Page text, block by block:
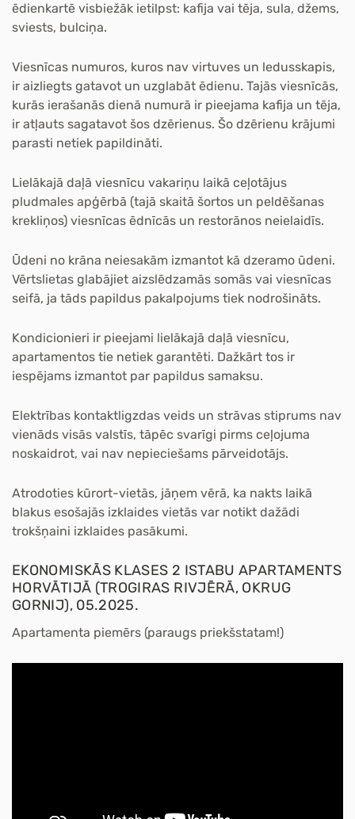
ēdienkartē visbiežāk ietilpst: kafija vai tēja, sula, džems,
sviests, bulciņa.
Viesnīcas numuros, kuros nav virtuves un ledusskapis,
ir aizliegts gatavot un uzglabāt ēdienu. Tajās viesnīcās,
kurās ierašanās dienā numurā ir pieejama kafija un tēja,
ir atļauts sagatavot šos dzērienus. Šo dzērienu krājumi
parasti netiek papildināti.
Lielākajā daļā viesnīcu vakariņu laikā ceļotājus
pludmales apģērbā (tajā skaitā šortos un peldēšanas
krekliņos) viesnīcas ēdnīcās un restorānos neielaidīs.
Ūdeni no krāna neiesakām izmantot kā dzeramo ūdeni.
Vērtslietas glabājiet aizslēdzamās somās vai viesnīcas
seifā, ja tāds papildus pakalpojums tiek nodrošināts.
Kondicionieri ir pieejami lielākajā daļā viesnīcu,
apartamentos tie netiek garantēti. Dažkārt tos ir
iespējams izmantot par papildus samaksu.
Elektrības kontaktligzdas veids un strāvas stiprums nav
vienāds visās valstīs, tāpēc svarīgi pirms ceļojuma
noskaidrot, vai nav nepieciešams pārveidotājs.
Atrodoties kūrort-vietās, jāņem vērā, ka nakts laikā
blakus esošajās izklaides vietās var notikt dažādi
trokšņaini izklaides pasākumi.
EKONOMISKĀS KLASES 2 ISTABU APARTAMENTS
HORVĀTIJĀ (TROGIRAS RIVJĒRĀ, OKRUG
GORNIJ), 05.2025.
Apartamenta piemērs (paraugs priekšstatam!)